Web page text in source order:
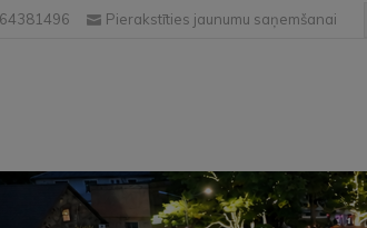
64381496 Pierakstīties jaunumu saņemšanai